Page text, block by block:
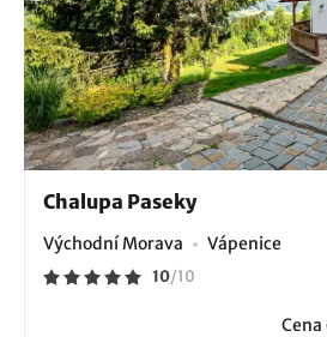
Chalupa Paseky
Východní Morava Vápenice
10/10
Cena